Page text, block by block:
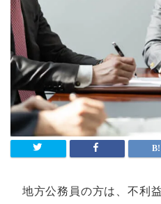
地方公務員の方は、不利